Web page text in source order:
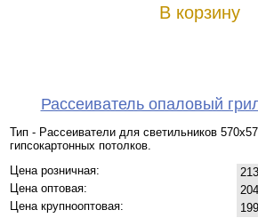
В корзину
Рассеиватель опаловый
Тип - Рассеиватели для светильников
гипсокартонных потолков.
Цена розничная:
Цена оптовая:
Цена крупнооптовая: